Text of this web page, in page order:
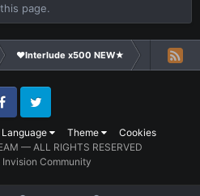
page.
❤Interlude x500 NEW★ Clans
Language Theme Cookies
Twitter
— ALL RIGHTS RESERVED
Community